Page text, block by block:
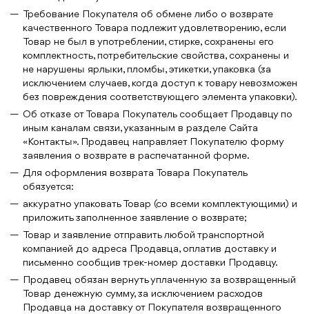
Требование Покупателя об обмене либо о возврате
качественного Товара подлежит удовлетворению, если
Товар не был в употреблении, стирке, сохранены его
комплектность, потребительские свойства, сохранены и
не нарушены ярлыки, пломбы, этикетки, упаковка (за
исключением случаев, когда доступ к товару невозможен
без повреждения соответствующего элемента упаковки).
Об отказе от Товара Покупатель сообщает Продавцу по
иным каналам связи, указанным в разделе Сайта
«Контакты». Продавец направляет Покупателю форму
заявления о возврате в распечатанной форме.
Для оформления возврата Товара Покупатель
обязуется:
аккуратно упаковать Товар (со всеми комплектующими) и
приложить заполненное заявление о возврате;
Товар и заявление отправить любой транспортной
компанией до адреса Продавца, оплатив доставку и
письменно сообщив трек-номер доставки Продавцу.
Продавец обязан вернуть уплаченную за возвращенный
Товар денежную сумму, за исключением расходов
Продавца на доставку от Покупателя возвращенного